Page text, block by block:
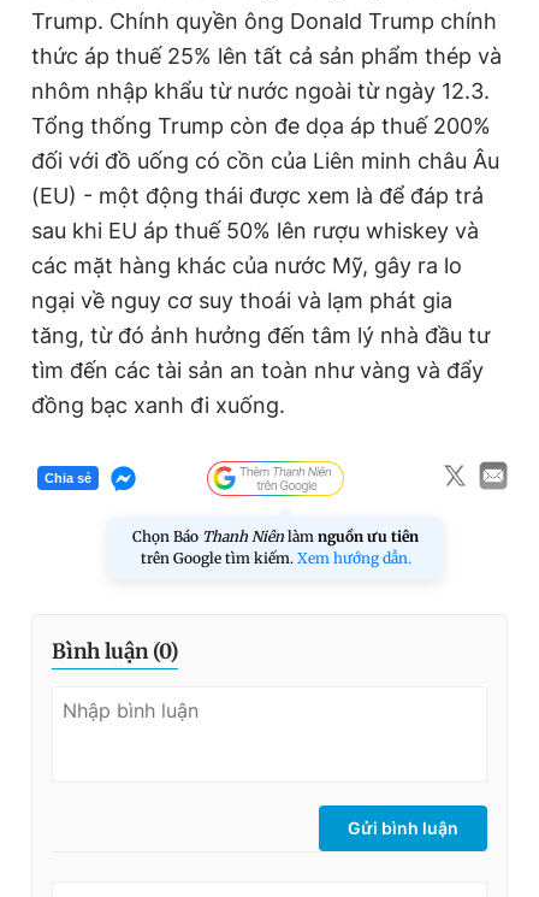
Trump. Chính quyền ông Donald Trump chính
thức áp thuế 25% lên tất cả sản phẩm thép và
nhôm nhập khẩu từ nước ngoài từ ngày 12.3.
Tổng thống Trump còn đe dọa áp thuế 200%
đối với đồ uống có cồn của Liên minh châu Âu
(EU) - một động thái được xem là để đáp trả
sau khi EU áp thuế 50% lên rượu whiskey và
các mặt hàng khác của nước Mỹ, gây ra lo
ngại về nguy cơ suy thoái và lạm phát gia
tăng, từ đó ảnh hưởng đến tâm lý nhà đầu tư
tìm đến các tài sản an toàn như vàng và đẩy
đồng bạc xanh đi xuống.
Chia sẻ
Chọn Báo Thanh Niên làm nguồn ưu tiên
trên Google tìm kiếm. Xem hướng dẫn.
Bình luận (0)
Gửi bình luận